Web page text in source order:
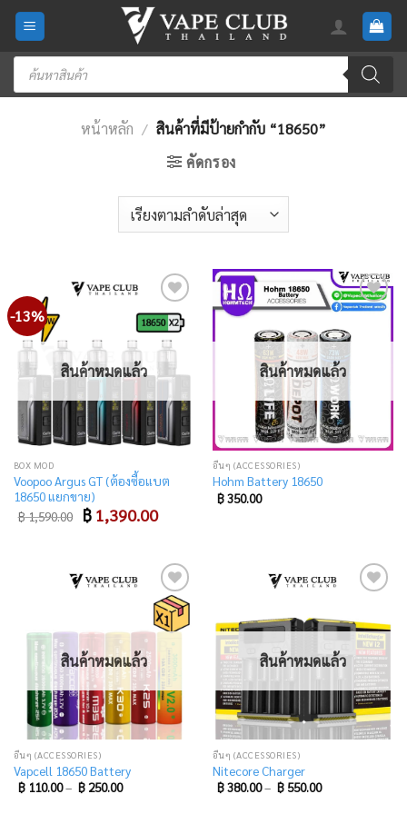
Skip
content
Products
search
หน้าหลัก / สินค้าที่มีป้ายกำกับ “18650”
คัดกรอง
-13%
Add
to
wishlist
สินค้าหมดแล้ว
BOX MOD
Voopoo Argus GT (ต้องซื้อแบต
18650 แยกขาย)
฿1,590.00 Original
price
฿ 1,390.00Current
price
Add
wishlist
สินค้าหมดแล้ว
อื่นๆ (ACCESSORIES)
Hohm Battery 18650
฿350.00
Add
to
wishlist
สินค้าหมดแล้ว
อื่นๆ (ACCESSORIES)
Vapcell 18650 Battery
฿110.00– ฿ 250.00
wishlist
สินค้าหมดแล้ว
อื่นๆ (ACCESSORIES)
Nitecore Charger
฿380.00– ฿ 550.00